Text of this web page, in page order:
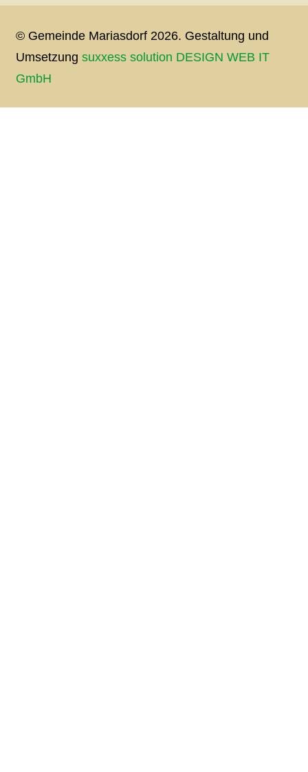
© Gemeinde Mariasdorf 2026. Gestaltung und
Umsetzung suxxess solution DESIGN WEB IT
GmbH